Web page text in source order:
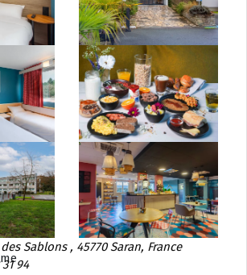
Sablons , 45770 Saran, France
94